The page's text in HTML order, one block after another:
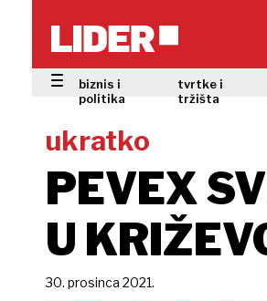
biznis i
politika
tvrtke i
tržišta
ukratko
PEVEX
U
30. prosinca 2021.